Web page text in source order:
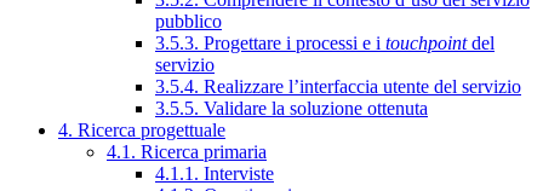
pubblico
3.5.3. Progettare i processi e i touchpointdel
servizio
3.5.4. Realizzare l’interfaccia utente del servizio
3.5.5. Validare la soluzione ottenuta
4. Ricerca progettuale
4.1. Ricerca primaria
4.1.1. Interviste